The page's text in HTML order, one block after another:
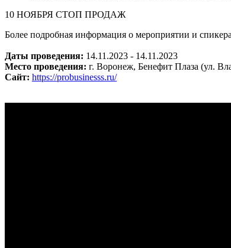
10 НОЯБРЯ СТОП ПРОДАЖ
Более подробная информация о мероприятии и
Даты проведения: 14.11.2023 - 14.11.2023
Место проведения: г. Воронеж, Бенефит Плаза (ул.
Сайт: https://probusinesss.ru/